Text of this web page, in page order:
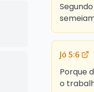
Jó 5:6
Porque
o